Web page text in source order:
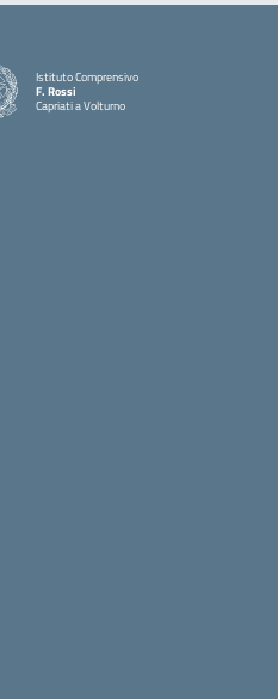
Istituto Comprensivo
F. Rossi
Capriati a Volturno
— Visita la pagina iniziale della scuola